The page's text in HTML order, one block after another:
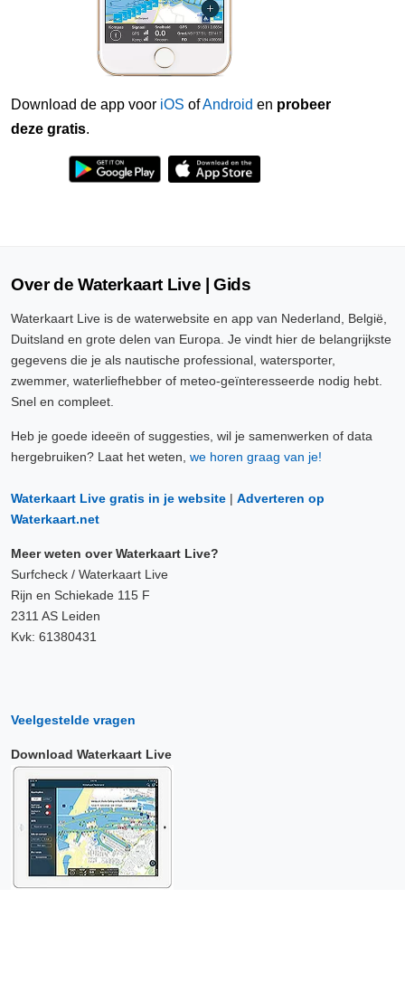
Download de app voor iOS ofAndroid en probeer
deze gratis.
Over de Waterkaart Live | Gids
Waterkaart Live is de waterwebsite en app van Nederland, België,
Duitsland en grote delen van Europa. Je vindt hier de belangrijkste
gegevens die je als nautische professional, watersporter,
zwemmer, waterliefhebber of meteo-geïnteresseerde nodig hebt.
Snel en compleet.
Heb je goede ideeën of suggesties, wil je samenwerken of data
hergebruiken? Laat het weten, we horen graag van je!
Waterkaart Live gratis in je website | Adverteren op
Waterkaart.net
Meer weten over Waterkaart Live?
Surfcheck / Waterkaart Live
Rijn en Schiekade 115 F
2311 AS Leiden
Kvk: 61380431
Veelgestelde vragen
Download Waterkaart Live